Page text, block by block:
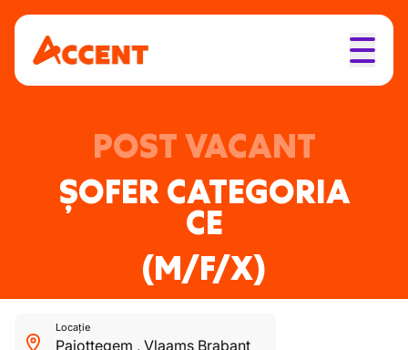
POST VACANT
ȘOFER CATEGORIA
CE
(M/F/X)
Locație
Pajottegem , Vlaams Brabant